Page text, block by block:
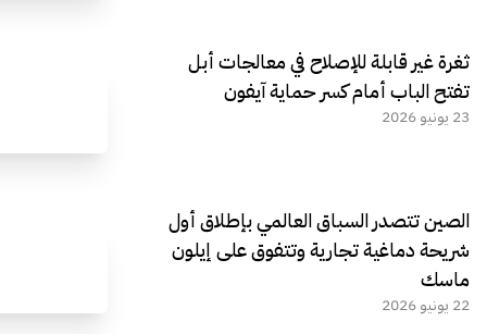
ثغرة غير قابلة للإصلاح في معالجات أبل
تفتح الباب أمام كسر حماية آيفون
23 يونيو 2026
الصين تتصدر السباق العالمي بإطلاق أول
شريحة دماغية تجارية وتتفوق على إيلون
ماسك
22 يونيو 2026